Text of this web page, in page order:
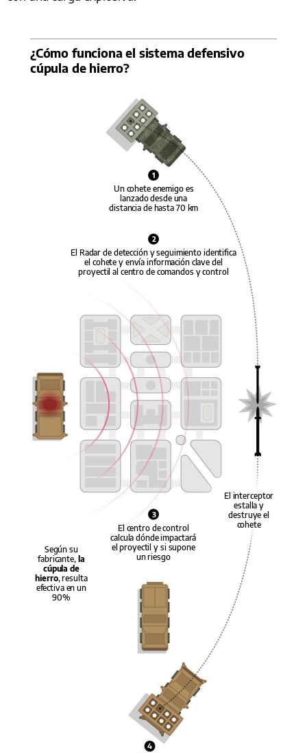
¿Cómo funciona el sistema defensivo
cúpula de hierro?
1
Un cohete enemigo es
lanzado desde una
distancia de hasta 70 km
2
El Radar de detección y seguimiento identifica
el cohete y envía información clave del
proyectil al centro de comandos y control
El interceptor
estalla y
destruye el
cohete
3
El centro de control
calcula dónde impactará
el proyectil y si supone
un riesgo
Según su
fabricante, la
cúpula de
hierro, resulta
efectiva en un
90%
4